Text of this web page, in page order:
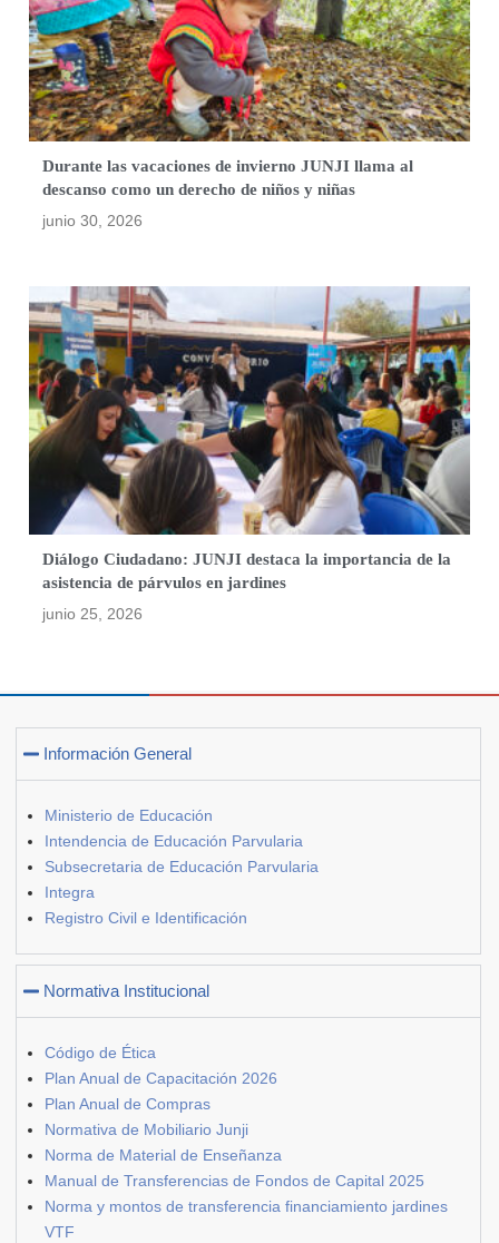
Durante las vacaciones de invierno JUNJI llama al
descanso como un derecho de niños y niñas
junio 30, 2026
Diálogo Ciudadano: JUNJI destaca la importancia de la
asistencia de párvulos en jardines
junio 25, 2026
Información General
Ministerio de Educación
Intendencia de Educación Parvularia
Subsecretaria de Educación Parvularia
Integra
Registro Civil e Identificación
Normativa Institucional
Código de Ética
Plan Anual de Capacitación 2026
Plan Anual de Compras
Normativa de Mobiliario Junji
Norma de Material de Enseñanza
Manual de Transferencias de Fondos de Capital 2025
Norma y montos de transferencia financiamiento jardines
VTF